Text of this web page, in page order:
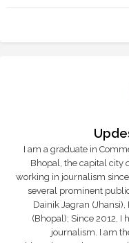
I am a graduate in
Bhopal, the capital city
working in journalism
several prominent
Dainik Jagran (Jhansi),
(Bhopal); Since 2012, I
journalism. I am